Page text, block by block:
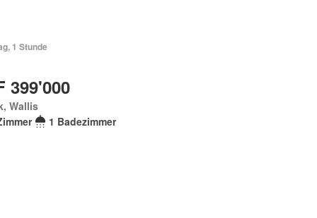
1 Stunde
399'000
Wallis
1 Badezimmer